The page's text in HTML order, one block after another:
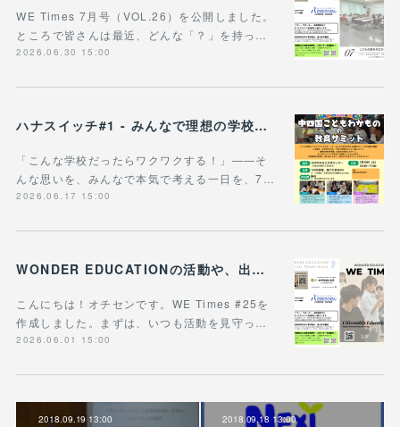
WE Times 7月号（VOL.26）を公開しました。
ところで皆さんは最近、どんな「？」を持っ…
2026.06.30 15:00
ハナスイッチ#1 - みんなで理想の学校や学びの未来を考える新企画、スタート！
「こんな学校だったらワクワクする！」——そ
んな思いを、みんなで本気で考える一日を、7…
2026.06.17 15:00
WONDER EDUCATIONの活動や、出張講座・講演のご案内をまとめた 『WE Times #25』を公開しました！
こんにちは！オチセンです。WE Times #25を
作成しました。まずは、いつも活動を見守っ…
2026.06.01 15:00
2018.09.19 13:00 2018.09.18 13:00